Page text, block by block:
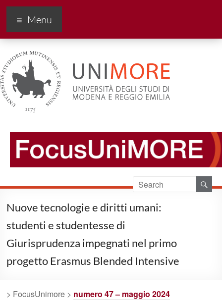
FocusUnimore
Menu
Nuove tecnologie e diritti umani:
studenti e studentesse di
Giurisprudenza impegnati nel primo
progetto Erasmus Blended Intensive
> FocusUnimore > numero 47 – maggio 2024